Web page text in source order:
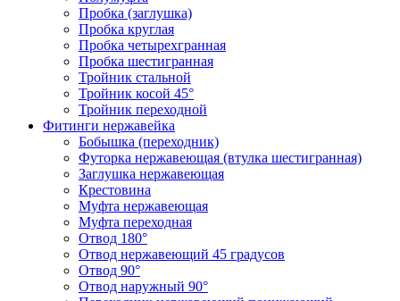
Пробка (заглушка)
Пробка круглая
Пробка четырехгранная
Пробка шестигранная
Тройник стальной
Тройник косой 45°
Тройник переходной
Фитинги нержавейка
Бобышка (переходник)
Футорка нержавеющая (втулка шестигранная)
Заглушка нержавеющая
Крестовина
Муфта нержавеющая
Муфта переходная
Отвод 180°
Отвод нержавеющий 45 градусов
Отвод 90°
Отвод наружный 90°